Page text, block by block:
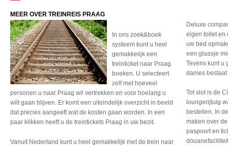
MEER OVER TREINREIS PRAAG
In ons zoek&boek
systeem kunt u heel
gemakkelijk een
treinticket naar Praag
boeken. U selecteert
zelf met hoeveel
personen u naar Praag wil vertrekken en voor hoelang u
wilt gaan blijven. Er komt een uiteindelijk overzicht in beeld
dat precies aangeeft wat de kosten gaan worden. In een
paar klikken heeft u de treintickets Praag in uw bezit.
Vanuit Nederland kunt u heel gemakkelijk met de trein naar
Deluxe
eigen toilet en
uw bed
een glaasje
Tevens kunt u
dames
Tot slot is de
loungerijtuig
bestellen. In
maken over
paspoort en